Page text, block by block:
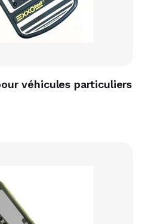
véhicules particuliers